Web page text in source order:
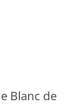
Blanc de